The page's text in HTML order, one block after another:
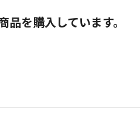
を購入しています。